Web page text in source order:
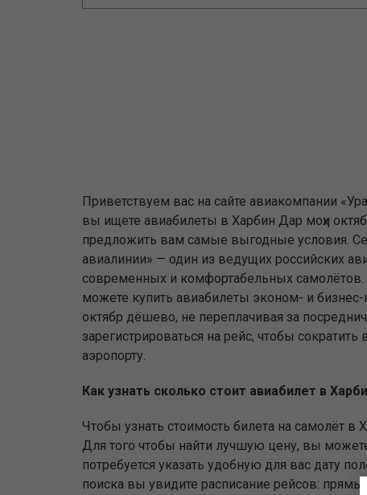
Приветствуем вас на сайте авиакомпании
вы ищете авиабилеты в Харбин Дар моҳи
предложить вам самые выгодные условия.
авиалинии» — один из ведущих российских
современных и комфортабельных
можете купить авиабилеты эконом- и бизнес-
октябр дёшево, не переплачивая за
зарегистрироваться на рейс, чтобы
аэропорту.
Как узнать сколько стоит авиабилет в
Чтобы узнать стоимость билета на самолёт в
Для того чтобы найти лучшую цену, вы
потребуется указать удобную для вас дату
поиска вы увидите расписание рейсов: